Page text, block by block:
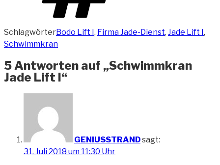
SchlagwörterBodo Lift I, Firma Jade-Dienst, Jade Lift I,
Schwimmkran
5 Antworten auf „Schwimmkran
Jade Lift I“
GENIUSSTRANDsagt:
31. Juli 2018 um 11:30 Uhr